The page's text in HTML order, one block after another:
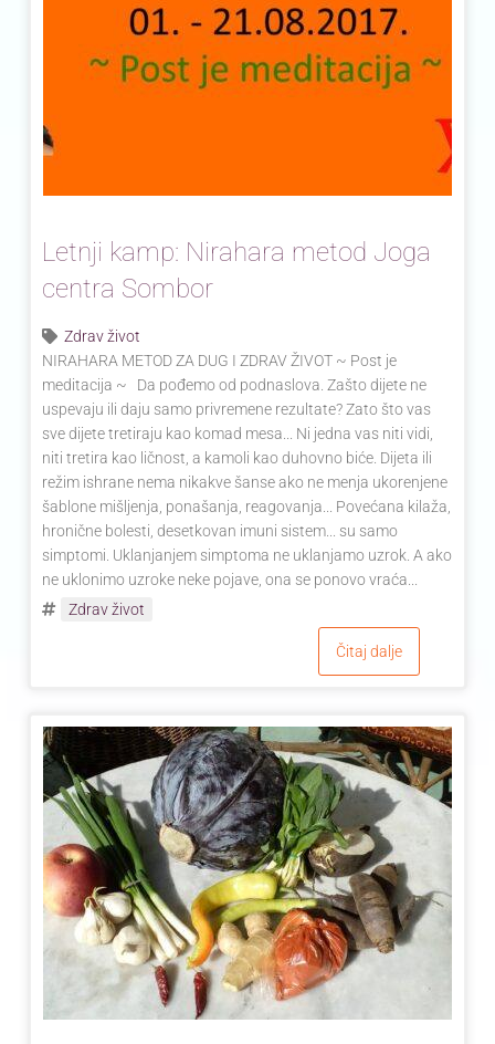
Letnji kamp: Nirahara metod Joga
centra Sombor
Zdrav život
NIRAHARA METOD ZA DUG I ZDRAV ŽIVOT ~ Post je
meditacija ~ Da pođemo od podnaslova. Zašto dijete ne
uspevaju ili daju samo privremene rezultate? Zato što vas
sve dijete tretiraju kao komad mesa... Ni jedna vas niti vidi,
niti tretira kao ličnost, a kamoli kao duhovno biće. Dijeta ili
režim ishrane nema nikakve šanse ako ne menja ukorenjene
šablone mišljenja, ponašanja, reagovanja... Povećana kilaža,
hronične bolesti, desetkovan imuni sistem... su samo
simptomi. Uklanjanjem simptoma ne uklanjamo uzrok. A ako
ne uklonimo uzroke neke pojave, ona se ponovo vraća...
Zdrav život
Čitaj dalje